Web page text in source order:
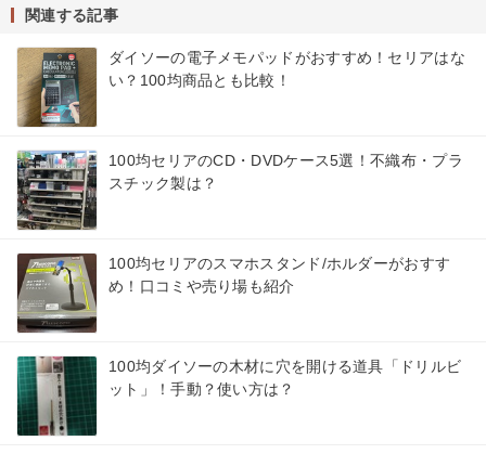
関連する記事
ダイソーの電子メモパッドがおすすめ！セリアはな
い？100均商品とも比較！
100均セリアのCD・DVDケース5選！不織布・プラ
スチック製は？
100均セリアのスマホスタンド/ホルダーがおすす
め！口コミや売り場も紹介
100均ダイソーの木材に穴を開ける道具「ドリルビ
ット」！手動？使い方は？